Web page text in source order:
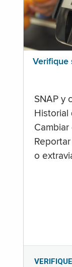
Verifique
SNAP y
Historial
Cambiar
o